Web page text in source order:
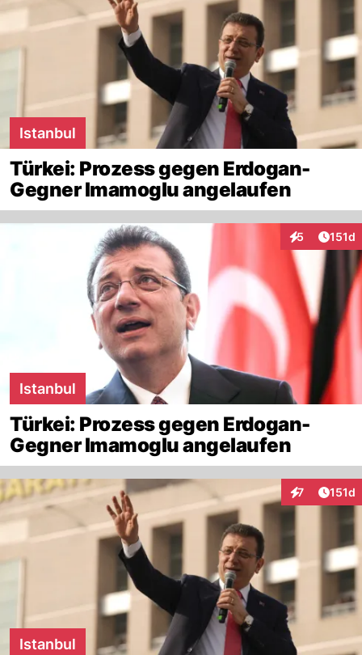
Istanbul
Türkei: Prozess gegen Erdogan-
Gegner Imamoglu angelaufen
5
Interaktionen
151d
Istanbul
Türkei: Prozess gegen Erdogan-
Gegner Imamoglu angelaufen
7
Interaktionen
151d
Istanbul